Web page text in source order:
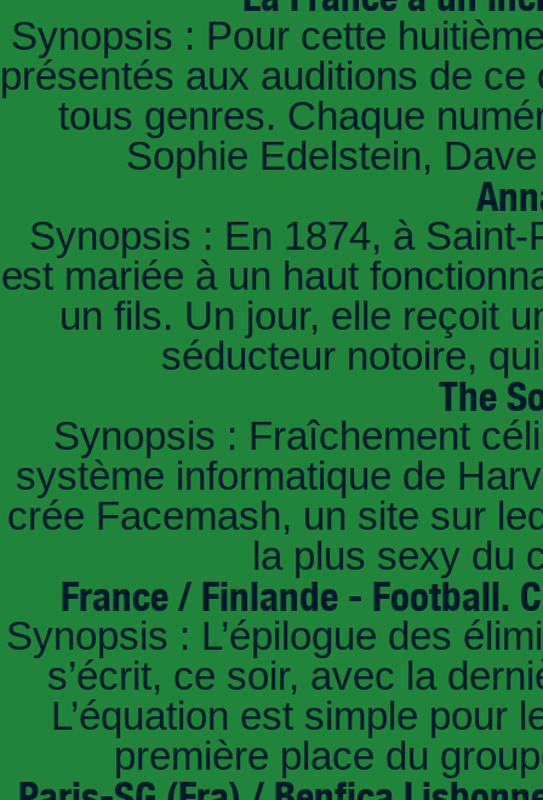
Synopsis : Pour cette
présentés aux auditions de
tous genres. Chaque
Sophie Edelstein,
Synopsis : En 1874, à
est mariée à un haut
un fils. Un jour, elle reçoit
séducteur notoire,
The
Synopsis : Fraîchement
système informatique de
crée Facemash, un site sur
la plus sexy du
France / Finlande - Football.
Synopsis : L’épilogue des
s’écrit, ce soir, avec la
L’équation est simple pour
première place du